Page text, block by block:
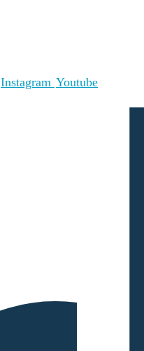
Instagram Youtube